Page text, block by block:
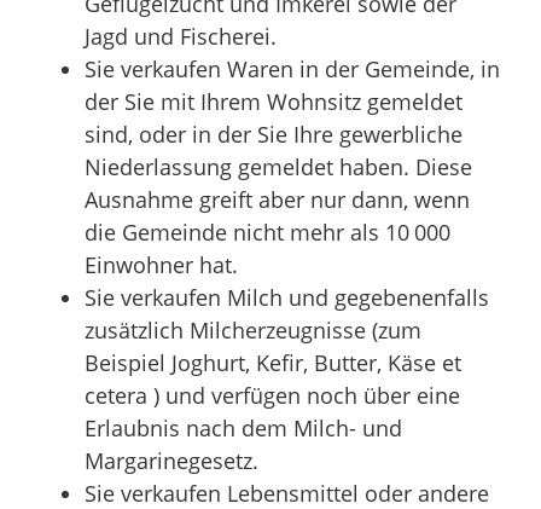
Jagd und Fischerei.
Sie verkaufen Waren in der Gemeinde, in
der Sie mit Ihrem Wohnsitz gemeldet
sind, oder in der Sie Ihre gewerbliche
Niederlassung gemeldet haben. Diese
Ausnahme greift aber nur dann, wenn
die Gemeinde nicht mehr als 10 000
Einwohner hat.
Sie verkaufen Milch und gegebenenfalls
zusätzlich Milcherzeugnisse (zum
Beispiel Joghurt, Kefir, Butter, Käse et
cetera ) und verfügen noch über eine
Erlaubnis nach dem Milch- und
Margarinegesetz.
Sie verkaufen Lebensmittel oder andere